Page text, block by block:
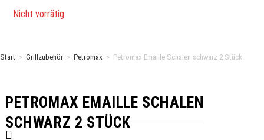
Nicht vorrätig
Start > Grillzubehör > Petromax > Petromax Emaille Schalen schwarz 2 Stück
PETROMAX EMAILLE SCHALEN
SCHWARZ 2 STÜCK